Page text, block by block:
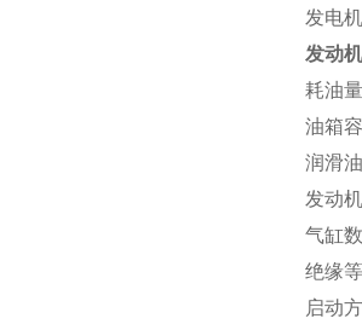
发电
发动
耗油
油箱
润滑
发动
气缸
绝缘
启动